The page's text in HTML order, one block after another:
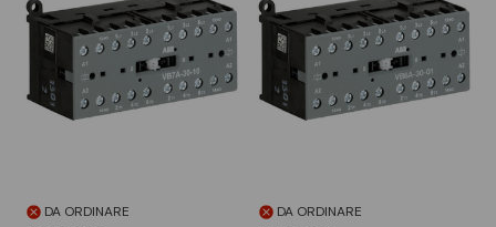
DA ORDINARE
DA ORDINARE